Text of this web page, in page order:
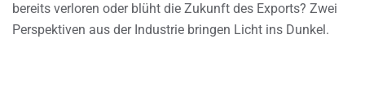
bereits verloren oder blüht die Zukunft des Exports? Zwei
Perspektiven aus der Industrie bringen Licht ins Dunkel.